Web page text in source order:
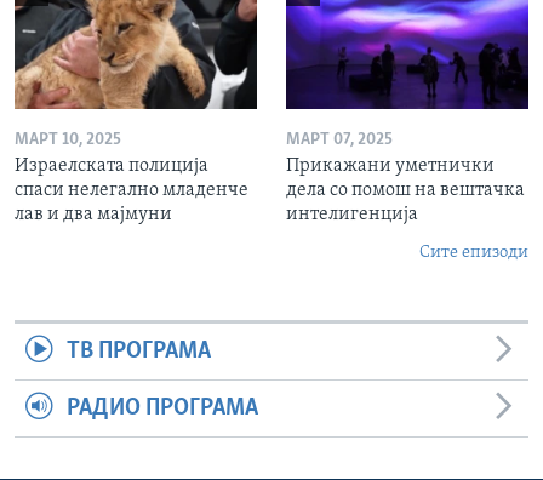
МАРТ 10, 2025
Израелската полиција
спаси нелегално младенче
лав и два мајмуни
МАРТ 07, 2025
Прикажани уметнички
дела со помош на вештачка
интелигенција
Сите епизоди
ТВ ПРОГРАМА
РАДИО ПРОГРАМА